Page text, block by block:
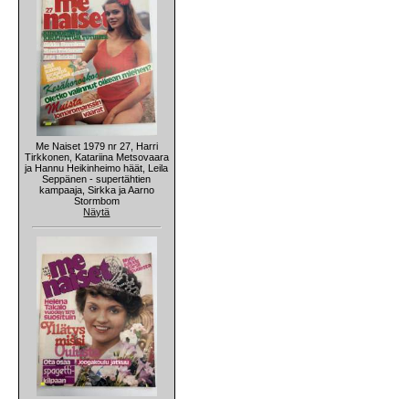
Me Naiset 1979 nr 27, Harri
Tirkkonen, Katariina Metsovaara
ja Hannu Heikinheimo häät, Leila
Seppänen - supertähtien
kampaaja, Sirkka ja Aarno
Stormbom
Näytä